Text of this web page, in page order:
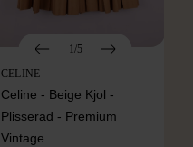
1/5
CELINE
Celine - Beige Kjol -
Plisserad - Premium
Vintage